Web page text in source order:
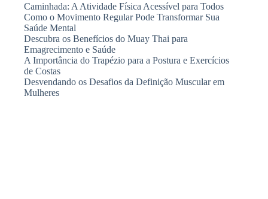
Caminhada: A Atividade Física Acessível para Todos
Como o Movimento Regular Pode Transformar Sua
Saúde Mental
Descubra os Benefícios do Muay Thai para
Emagrecimento e Saúde
A Importância do Trapézio para a Postura e Exercícios
de Costas
Desvendando os Desafios da Definição Muscular em
Mulheres